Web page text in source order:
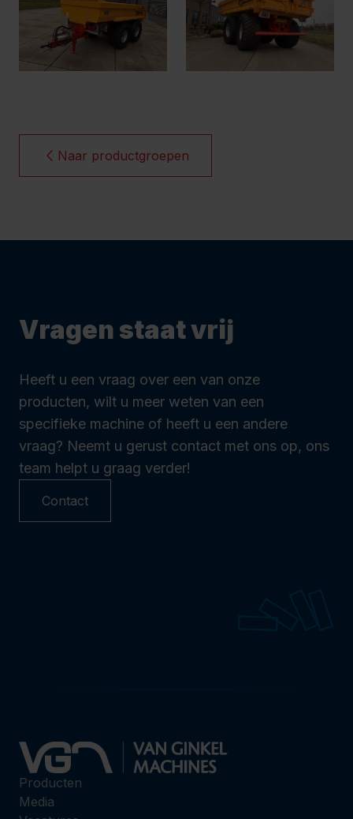
Naar productgroepen
Vragen staat vrij
Heeft u een vraag over een van onze
producten, wilt u meer weten van een
specifieke machine of heeft u een andere
vraag? Neemt u gerust contact met ons op, ons
team helpt u graag verder!
Contact
Producten
Media